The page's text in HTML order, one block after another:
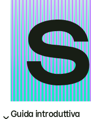
Guida introduttiva